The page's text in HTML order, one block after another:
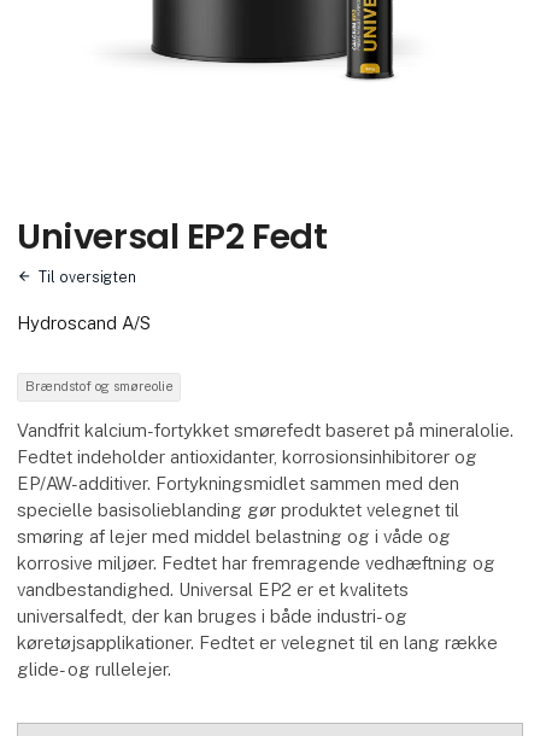
Universal EP2 Fedt
Til oversigten
Hydroscand A/S
Brændstof og smøreolie
Vandfrit kalcium-fortykket smørefedt baseret på mineralolie.
Fedtet indeholder antioxidanter, korrosionsinhibitorer og
EP/AW-additiver. Fortykningsmidlet sammen med den
specielle basisolieblanding gør produktet velegnet til
smøring af lejer med middel belastning og i våde og
korrosive miljøer. Fedtet har fremragende vedhæftning og
vandbestandighed. Universal EP2 er et kvalitets
universalfedt, der kan bruges i både industri- og
køretøjsapplikationer. Fedtet er velegnet til en lang række
glide- og rullelejer.